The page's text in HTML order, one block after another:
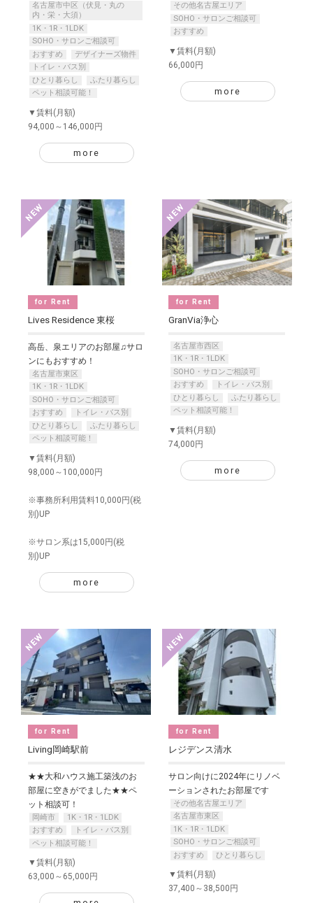
名古屋市中区（伏見・丸の
内・栄・大須）
1K・1R・1LDK
SOHO・サロンご相談可
おすすめ
デザイナーズ物件
トイレ・バス別
ひとり暮らし
ふたり暮らし
ペット相談可能！
▼賃料(月額)
94,000～146,000円
more
その他名古屋エリア
SOHO・サロンご相談可
おすすめ
▼賃料(月額)
66,000円
more
for Rent
Lives Residence 東桜
高岳、泉エリアのお部屋♫サロ
ンにもおすすめ！
名古屋市東区
1K・1R・1LDK
SOHO・サロンご相談可
おすすめ
トイレ・バス別
ひとり暮らし
ふたり暮らし
ペット相談可能！
▼賃料(月額)
98,000～100,000円
※事務所利用賃料10,000円(税
別)UP
※サロン系は15,000円(税
別)UP
more
for Rent
GranVia浄心
名古屋市西区
1K・1R・1LDK
SOHO・サロンご相談可
おすすめ
トイレ・バス別
ひとり暮らし
ふたり暮らし
ペット相談可能！
▼賃料(月額)
74,000円
more
for Rent
Living岡崎駅前
★★大和ハウス施工築浅のお
部屋に空きがでました★★ペ
ット相談可！
岡崎市
1K・1R・1LDK
おすすめ
トイレ・バス別
ペット相談可能！
▼賃料(月額)
63,000～65,000円
for Rent
レジデンス清水
サロン向けに2024年にリノベ
ーションされたお部屋です
その他名古屋エリア
名古屋市東区
1K・1R・1LDK
SOHO・サロンご相談可
おすすめ
ひとり暮らし
▼賃料(月額)
37,400～38,500円